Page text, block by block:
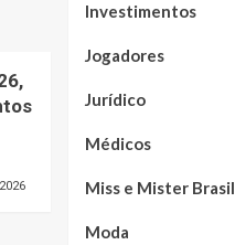
Investimentos
Jogadores
Jurídico
Médicos
Miss e Mister Brasil
Moda